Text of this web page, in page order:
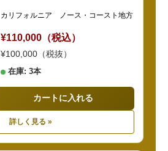
カリフォルニア ノース・コースト地方
¥110,000（税込）
¥100,000（税抜）
在庫: 3本
カートに入れる
詳しく見る »